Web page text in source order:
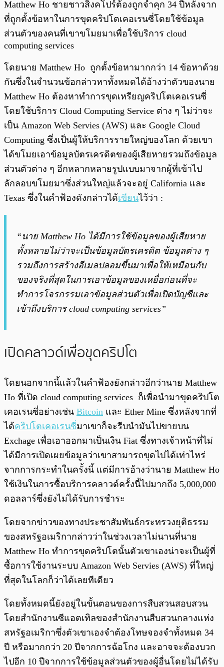
Matthew Ho ชายชาวสิงคโปร์ต้องถูกจำคุก 34 ปีหลังจาก
ที่ถูกตั้งข้อหาในการขุดคริปโตเคอเรนซี่โดยใช้ข้อมูล
ส่วนตัวของคนที่เขาขโมยมาเพื่อใช้บริการ cloud
computing services
โดยนาย Matthew Ho ถูกตั้งข้อหามากกว่า 14 ข้อหาด้วย
กันซึ่งในจำนวนข้อกล่าวหาทั้งหมดได้อ้างว่าตัวของนาย
Matthew Ho ต้องหาทำการขุดเหรียญคริปโตเคอเรนซี่
โดยใช้บริการ Cloud Computing Service ต่าง ๆ ไม่ว่าจะ
เป็น Amazon Web Servies (AWS) และ Google Cloud
Computing ซึ่งเป็นผู้ให้บริการรายใหญ่ของโลก ด้วยเขา
ได้ขโมยเอาข้อมูลบัตรเครดิตของผู้เสียหายรวมถึงข้อมูล
ส่วนตัวต่าง ๆ อีกหลากหลายรูปแบบมาจากผู้ที่เข้าไป
ลักลอบขโมยมาซึ่งส่วนใหญ่แล้วจะอยู่ California และ
Texas ซึ่งในคำฟ้องดังกล่าวได้เขียนไว้ว่า :
“นาย Matthew Ho ได้มีการใช้ข้อมูลของผู้เสียหาย
ทั้งหลายไม่ว่าจะเป็นข้อมูลบัตรเครดิต ข้อมูลต่าง ๆ
รวมถึงการสร้างอีเมลปลอมขึ้นมาเพื่อให้เหมือนกับ
ของจริงที่สุดในการเอาข้อมูลของเหยื่อก่อนที่จะ
ทำการโจรกรรมเอาข้อมูลส่วนตัวเพื่อเปิดบัญชีและ
เข้าถึงบริการ cloud computing services”
เปิดคลาวด์เพื่อขุดคริปโต
โดยนอกจากนี้แล้วในคำฟ้องยังกล่าวอีกว่านาย Matthew
Ho ที่เปิด cloud computing services ก็เพื่อนำมาขุดคริปโต
เคอเรนซี่อย่างเช่น Bitcoin และ Ether Mine ซึ่งหลังจากที่
ได้คริปโตเคอเรนซี่มาเขาก็จะรีบนำมันไปขายบน
Exchage เพื่อเอาออกมาเป็นเงิน Fiat ซึ่งทางเจ้าหน้าที่ไม่
ได้มีการเปิดเผยข้อมูลว่าเขาสามารถขุดไปได้เท่าไหร่
จากการกระทำในครั้งนี้ แต่มีการอ้างว่านาย Matthew Ho
ใช้เงินในการซื้อบริการคลาวด์ครั้งนี้ไปมากถึง 5,000,000
ดอลลาร์ซึ่งยังไม่ได้รับการชำระ
โดยจากข่าวของทางประชาสัมพันธ์กระทรวงยุติธรรม
ของสหรัฐอเมริกากล่าวว่าในช่วงเวลาไม่นานที่นาย
Matthew Ho ทำการขุดคริปโตนั้นตัวเขาเองน่าจะเป็นผู้ที่
ซื้อการใช้งานระบบ Amazon Web Servies (AWS) ที่ใหญ่
ที่สุดในโลกก็ว่าได้เลยทีเดียว
โดยทั้งหมดนี้ยังอยู่ในขั้นตอนของการสืบสวนสอบสวน
โดยสำนักงานซีแอตเทิลของสำนักงานสืบสวนกลางแห่ง
สหรัฐอเมริกาซึ่งตัวเขาเองจำต้องโทษจองจำทั้งหมด 34
ปี หรือมากกว่า 20 ปีจากการฉ้อโกง และอาจจะต้องบวก
ไปอีก 10 ปีจากการใช้ข้อมูลส่วนตัวของผู้อื่นโดยไม่ได้รับ